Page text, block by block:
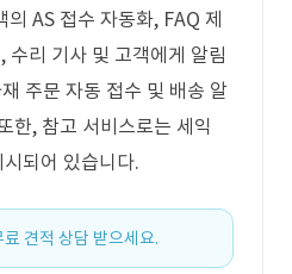
AS 접수 자동화, FAQ 제
수리 기사 및 고객에게 알림
주문 자동 접수 및 배송 알
한, 참고 서비스로는 세익
되어 있습니다.
견적 상담 받으세요.